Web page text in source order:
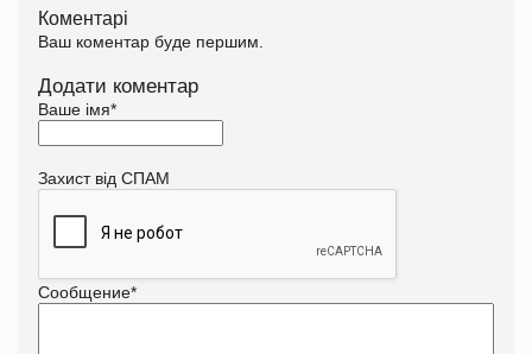
Коментарі
Ваш коментар буде першим.
Додати коментар
Ваше імя*
Захист від СПАМ
Сообщение*